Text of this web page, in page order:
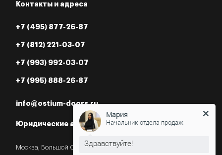
Контакты и адреса
+7 (495) 877-26-87
+7 (812) 221-03-07
+7 (993) 992-03-07
+7 (995) 888-26-87
info@ostium-doors.ru
Юридические адреса в РФ
Москва, Большой Староданиловский пер., 2с7,
Мария
Начальник отдела продаж
Здравствуйте!